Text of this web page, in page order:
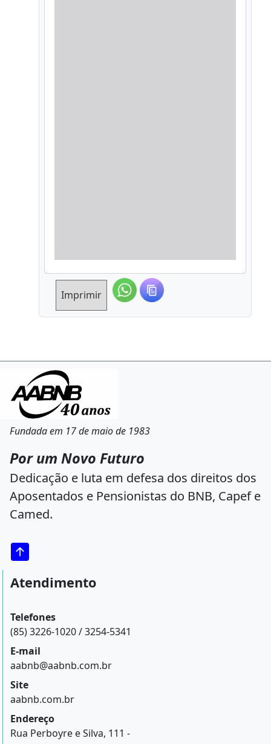
Imprimir
Fundada em 17 de maio de 1983
Por um Novo Futuro
Dedicação e luta em defesa dos direitos dos
Aposentados e Pensionistas do BNB, Capef e
Camed.
Atendimento
Telefones
(85) 3226-1020 / 3254-5341
E-mail
aabnb@aabnb.com.br
Site
aabnb.com.br
Endereço
Rua Perboyre e Silva, 111 -